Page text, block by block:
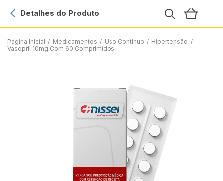
Página Inicial / Medicamentos / Uso Contínuo / Hipertensão /
Vasopril 10mg Com 60 Comprimidos
Detalhes do Produto